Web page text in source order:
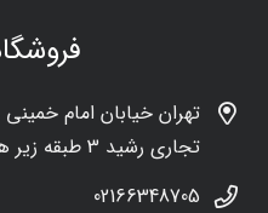
تهران خیابان امام
تجاری رشید 3 طبقه زیر همکف پلاک 12
02166348705